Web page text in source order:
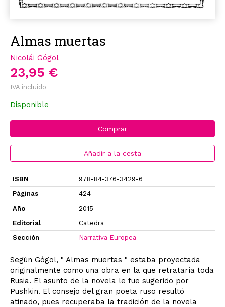
Almas muertas
Nicolái Gógol
23,95 €
IVA incluido
Disponible
Comprar
Añadir a la cesta
ISBN
978-84-376-3429-6
Páginas
424
Año
2015
Editorial
Catedra
Sección
Narrativa Europea
Según Gógol, " Almas muertas " estaba proyectada
originalmente como una obra en la que retrataría toda
Rusia. El asunto de la novela le fue sugerido por
Pushkin. El consejo del gran poeta ruso resultó
atinado, pues recuperaba la tradición de la novela